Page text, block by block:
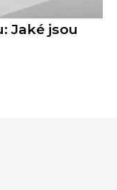
Jaké jsou